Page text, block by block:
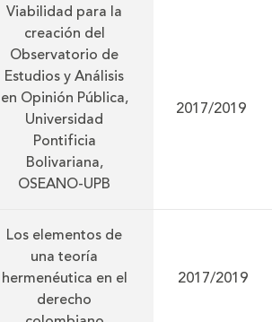
Viabilidad para la
creación del
Observatorio de
Estudios y Análisis
en Opinión Pública,
Universidad
Pontificia
Bolivariana,
OSEANO-UPB
2017/2019
Los elementos de
una teoría
hermenéutica en el
derecho
2017/2019